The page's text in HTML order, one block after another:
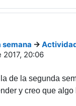
->
2017, 20:06
de la segunda
y creo que algo